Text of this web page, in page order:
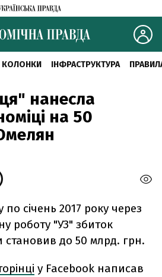
КОЛОНКИ ІНФРАСТРУКТУРА
нанесла
на 50
січень 2017 року через
роботу "УЗ" збиток
становив до 50 млрд. грн.
у Facebook написав